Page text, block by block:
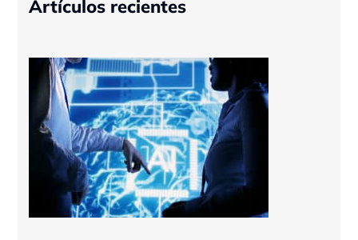
Artículos recientes